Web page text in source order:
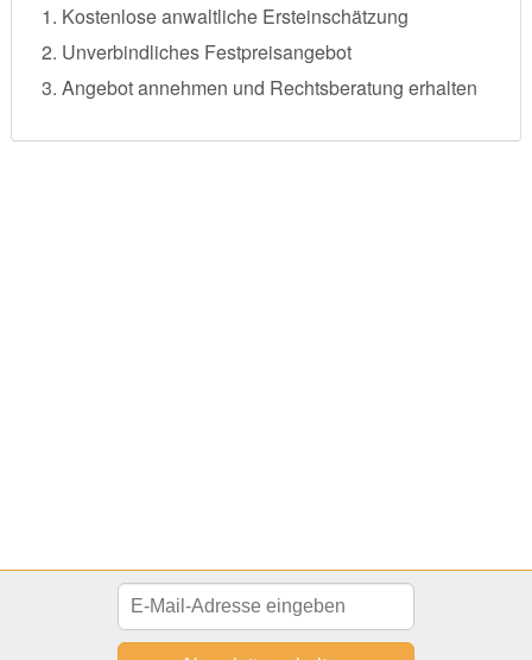
Kostenlose anwaltliche Ersteinschätzung
Unverbindliches Festpreisangebot
Angebot annehmen und Rechtsberatung erhalten